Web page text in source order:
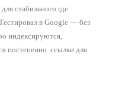
стабильного где
в Google — без
индексируются,
постепенно. ссылки для